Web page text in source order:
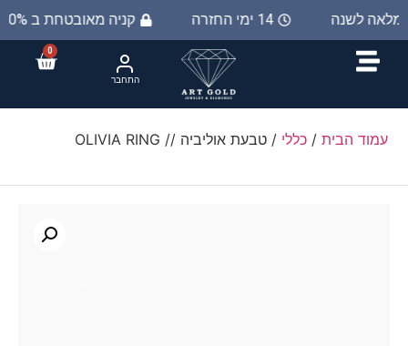
קניה מאובטחת ב 100% 14 ימי החזרה מלאה לשנה
0
התחבר
עמוד הבית / כללי / טבעת אוליביה // OLIVIA RING